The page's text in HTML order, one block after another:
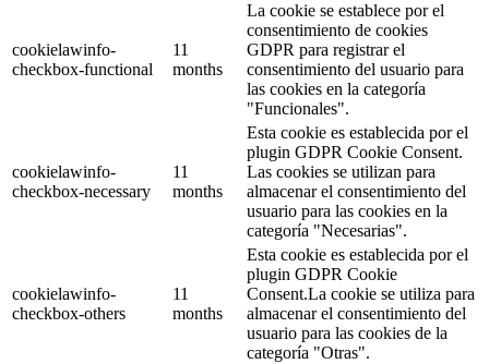
cookielawinfo-
checkbox-functional
11
months
La cookie se establece por el
consentimiento de cookies
GDPR para registrar el
consentimiento del usuario para
las cookies en la categoría
"Funcionales".
cookielawinfo-
checkbox-necessary
11
months
Esta cookie es establecida por el
plugin GDPR Cookie Consent.
Las cookies se utilizan para
almacenar el consentimiento del
usuario para las cookies en la
categoría "Necesarias".
cookielawinfo-
checkbox-others
11
months
Esta cookie es establecida por el
plugin GDPR Cookie
Consent.La cookie se utiliza para
almacenar el consentimiento del
usuario para las cookies de la
categoría "Otras".